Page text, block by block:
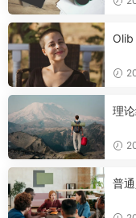
Olib
理
普